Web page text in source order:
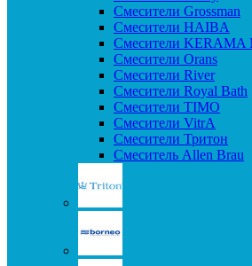
Смесители Grossman
Смесители HAIBA
Смесители
Смесители Orans
Смесители River
Смесители Royal Bath
Смесители TIMO
Смесители VitrA
Смесители Тритон
Смеситель Allen Brau